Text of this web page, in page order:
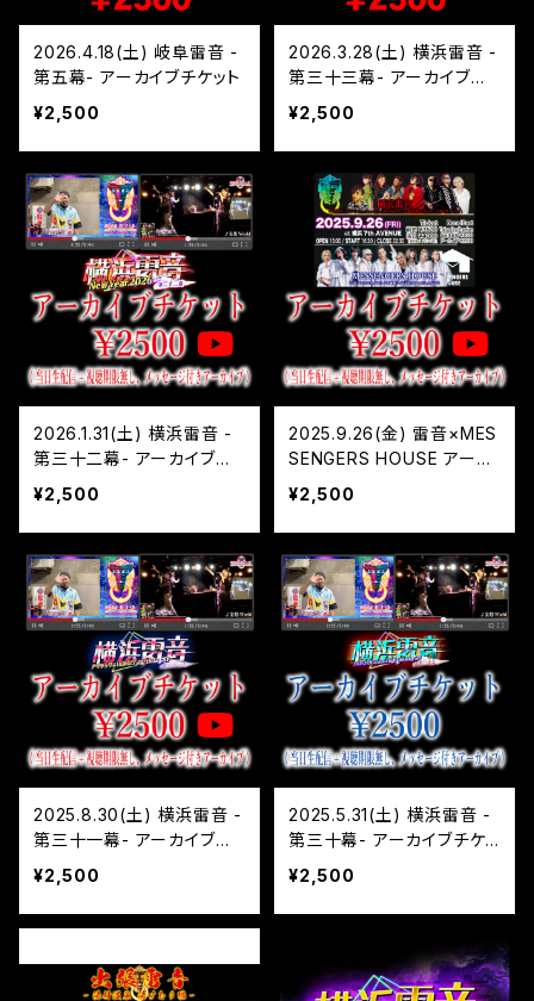
2026.4.18(土) 岐阜雷音 -
第五幕- アーカイブチケット
¥2,500
2026.3.28(土) 横浜雷音 -
第三十三幕- アーカイブチ
ケット
¥2,500
2026.1.31(土) 横浜雷音 -
第三十二幕- アーカイブチ
ケット
¥2,500
2025.9.26(金) 雷音×MES
SENGERS HOUSE アーカ
イブチケット
¥2,500
2025.8.30(土) 横浜雷音 -
第三十一幕- アーカイブチ
ケット
¥2,500
2025.5.31(土) 横浜雷音 -
第三十幕- アーカイブチケ
ット
¥2,500